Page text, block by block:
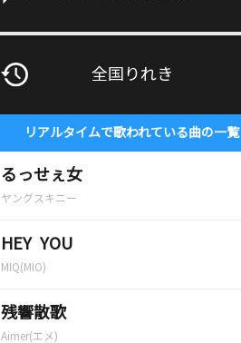
全国りれき
リアルタイムで歌われている曲の一覧
るっせぇ女
ヤングスキニー
HEY YOU
MIQ(MIO)
残響散歌
Aimer(エメ)